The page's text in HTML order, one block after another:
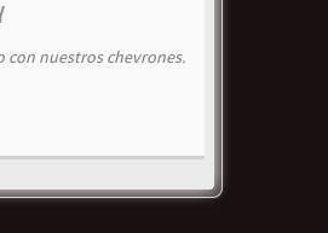
con nuestros chevrones.